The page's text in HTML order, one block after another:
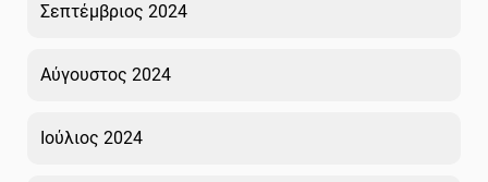
Σεπτέμβριος 2024
Αύγουστος 2024
Ιούλιος 2024